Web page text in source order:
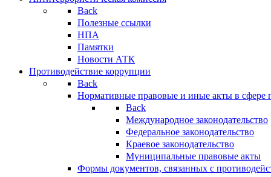
Back
Полезные ссылки
НПА
Памятки
Новости АТК
Противодействие коррупции
Back
Нормативные правовые и иные акты в сфере
Back
Международное законодательство
Федеральное законодательство
Краевое законодательство
Муниципальные правовые акты
Формы документов, связанных с